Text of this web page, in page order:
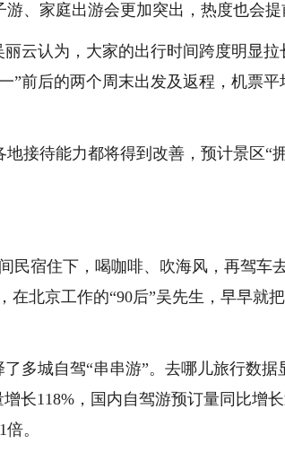
、家庭出游会更加突出，热度也会提
云认为，大家的出行时间跨度明显拉
”前后的两个周末出发及返程，机票
接待能力都将得到改善，预计景区“
民宿住下，喝咖啡、吹海风，再驾车
在北京工作的“90后”吴先生，早早就
多城自驾“串串游”。去哪儿旅行数据
长118%，国内自驾游预订量同比增
。